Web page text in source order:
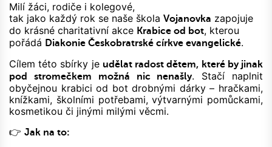
Milí žáci, rodiče i kolegové,
tak jako každý rok se naše škola Vojanovka zapojuje
do krásné charitativní akce Krabice od bot, kterou
pořádá Diakonie Českobratrské církve evangelické.
Cílem této sbírky je udělat radost dětem, které by jinak
pod stromečkem možná nic nenašly. Stačí naplnit
obyčejnou krabici od bot drobnými dárky – hračkami,
knížkami, školními potřebami, výtvarnými pomůckami,
kosmetikou či jinými milými věcmi.
👉 Jak na to: